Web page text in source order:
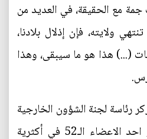
مع الحقيقة، في العديد من
ولايته، فإن إذلال بلادنا،
(...) هذا هو ما سيبقى، وهذا
رئاسة لجنة الشؤون الخارجية
في مجلس الشيوخ، وهو احد الاعضاء الـ52 في أكثرية